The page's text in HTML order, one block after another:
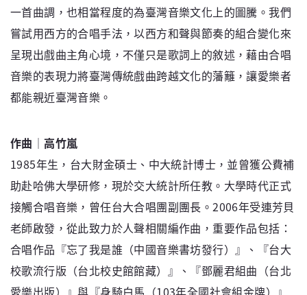
一首曲調，也相當程度的為臺灣音樂文化上的圖騰。我們
嘗試用西方的合唱手法，以西方和聲與節奏的組合變化來
呈現出戲曲主角心境，不僅只是歌詞上的敘述，藉由合唱
音樂的表現力將臺灣傳統戲曲跨越文化的藩籬，讓愛樂者
都能親近臺灣音樂。
作曲│高竹嵐
1985年生，台大財金碩士、中大統計博士，並曾獲公費補
助赴哈佛大學研修，現於交大統計所任教。大學時代正式
接觸合唱音樂，曾任台大合唱團副團長。2006年受連芳貝
老師啟發，從此致力於人聲相關編作曲，重要作品包括：
合唱作品『忘了我是誰（中國音樂書坊發行）』、『台大
校歌流行版（台北校史館館藏）』、『鄧麗君組曲（台北